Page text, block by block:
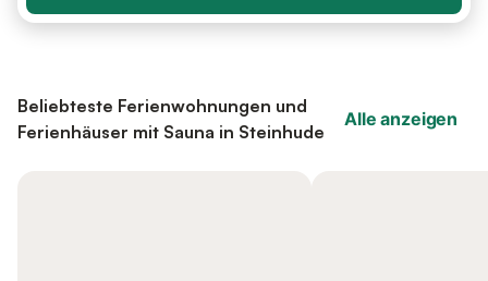
Beliebteste Ferienwohnungen und
Ferienhäuser mit Sauna in Steinhude
Alle anzeigen